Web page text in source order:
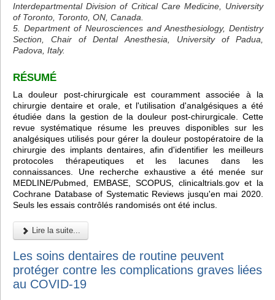
Interdepartmental Division of Critical Care Medicine, University
of Toronto, Toronto, ON, Canada.
5. Department of Neurosciences and Anesthesiology, Dentistry
Section, Chair of Dental Anesthesia, University of Padua,
Padova, Italy.
RÉSUMÉ
La douleur post-chirurgicale est couramment associée à la
chirurgie dentaire et orale, et l'utilisation d'analgésiques a été
étudiée dans la gestion de la douleur post-chirurgicale. Cette
revue systématique résume les preuves disponibles sur les
analgésiques utilisés pour gérer la douleur postopératoire de la
chirurgie des implants dentaires, afin d'identifier les meilleurs
protocoles thérapeutiques et les lacunes dans les
connaissances. Une recherche exhaustive a été menée sur
MEDLINE/Pubmed, EMBASE, SCOPUS, clinicaltrials.gov et la
Cochrane Database of Systematic Reviews jusqu'en mai 2020.
Seuls les essais contrôlés randomisés ont été inclus.
Lire la suite...
Les soins dentaires de routine peuvent
protéger contre les complications graves liées
au COVID-19